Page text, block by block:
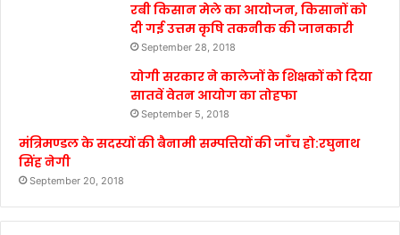
रबी किसान मेले का आयोजन, किसानों को
दी गई उत्तम कृषि तकनीक की जानकारी
September 28, 2018
योगी सरकार ने कालेजों के शिक्षकों को दिया
सातवें वेतन आयोग का तोहफा
September 5, 2018
मंत्रिमण्डल के सदस्यों की बैनामी सम्पत्तियों की जाँच हो:रघुनाथ
सिंह नेगी
September 20, 2018